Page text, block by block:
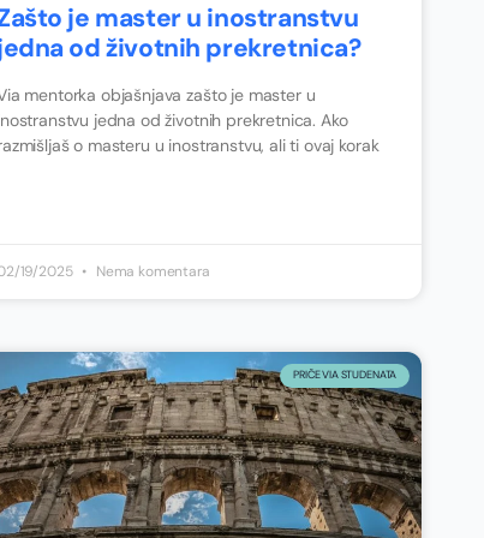
je master u inostranstvu
od životnih prekretnica?
mentorka objašnjava zašto je master u
jedna od životnih prekretnica. Ako
o masteru u inostranstvu, ali ti ovaj korak
19/2025 Nema komentara
PRIČE VIA STUDENATA